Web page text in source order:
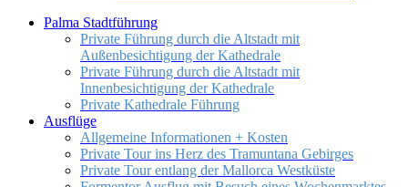
Palma Stadtführung
Private Führung durch die Altstadt mit
Außenbesichtigung der Kathedrale
Private Führung durch die Altstadt mit
Innenbesichtigung der Kathedrale
Private Kathedrale Führung
Ausflüge
Allgemeine Informationen + Kosten
Private Tour ins Herz des Tramuntana Gebirges
Private Tour entlang der Mallorca Westküste